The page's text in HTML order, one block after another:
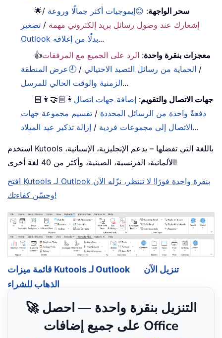
🌟
سحر الواجهة: 😊إيموجيات أكثر جمالًا وروعة /
إشعارك عند وصول رسائل بريد إلكتروني مهمة / تصغير
Outlook بدلًا من إغلاقه...
👍
معجزات بنقرة واحدة: الرد على الجميع مع المرفقات
/ الحماية من رسائل التصيد الاحتيالي / 🕘عرض المنطقة
الزمنية والوقت الحالي للمرسل...
👩🏼‍🤝‍👩🏻
جهات الاتصال والتقويم: إضافة جهات اتصال
دفعةً واحدة من الرسائل المحددة / تقسيم مجموعة جهات
الاتصال إلى مجموعات فردية / إزالة تذكير عيد الميلاد ...
استخدم Kutools باللغة التي تفضلها – يدعم الإنجليزية، الإسبانية،
الألمانية، الفرنسية، الصينية، وأكثر من 40 لغة أخرى!
افتح Kutools لـ Outlook بنقرة واحدة فورًا! لا تنتظر، نزّله الآن
وحسّن كفاءتك!
قائمة ميزات Kutools لـ Outlook
تنزيل الآن
الذهاب للشراء
🚀 التنزيل بنقرة واحدة — احصل
على جميع إضافات Office